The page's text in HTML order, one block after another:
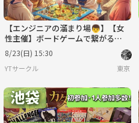
【エンジニアの溜まり場👦】【女
性主催】ボードゲームで繋がる🎲
※ITエンジニアを目指している方も
参加OK💻
8/23(日) 15:30
YTサークル 東京